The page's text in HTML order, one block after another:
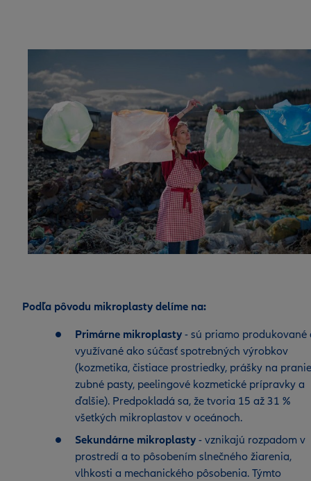
Podľa pôvodu mikroplasty delíme na:
Primárne mikroplasty - sú priamo produkované
využívané ako súčasť spotrebných výrobkov
(kozmetika, čistiace prostriedky, prášky na
zubné pasty, peelingové kozmetické prípravky a
ďalšie). Predpokladá sa, že tvoria 15 až 31 %
všetkých mikroplastov v oceánoch.
Sekundárne mikroplasty - vznikajú rozpadom v
prostredí a to pôsobením slnečného žiarenia,
vlhkosti a mechanického pôsobenia. Týmto